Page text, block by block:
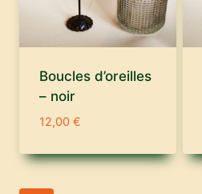
Boucles d’oreilles
– noir
12,00 €